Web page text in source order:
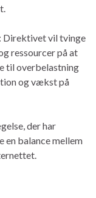
Direktivet vil tvinge
ressourcer på at
til overbelastning
og vækst på
der har
en balance mellem